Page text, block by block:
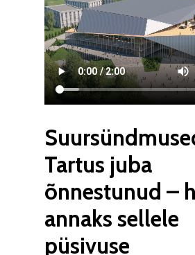
Tartus juba
õnnestunud –
annaks sellele
püsivuse